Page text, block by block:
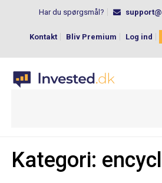
Har du spørgsmål?
Kontakt Bliv Premium Log ind
Kategori: